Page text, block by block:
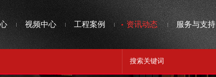
视频中心 工程案例 资讯动态 服务与支持